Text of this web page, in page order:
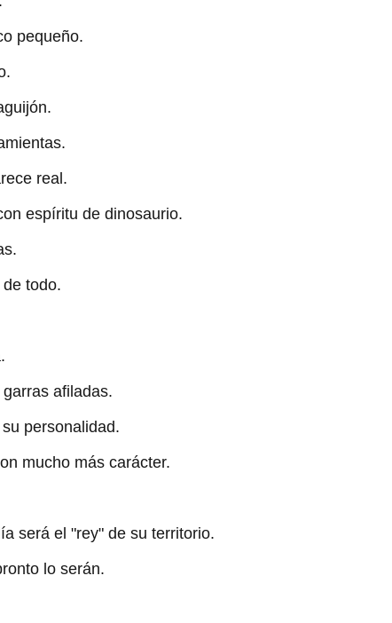
pequeño.
real.
espíritu de dinosaurio.
todo.
afiladas.
personalidad.
mucho más carácter.
será el "rey" de su territorio.
lo serán.